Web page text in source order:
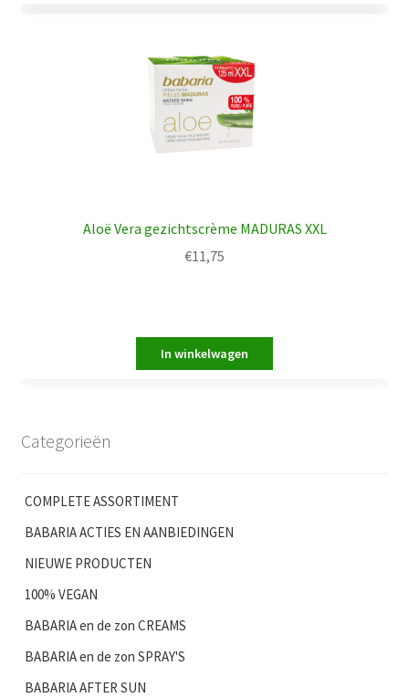
Aloë Vera gezichtscrème MADURAS XXL
€11,75
Categorieën
COMPLETE ASSORTIMENT
BABARIA ACTIES EN AANBIEDINGEN
NIEUWE PRODUCTEN
100% VEGAN
BABARIA en de zon CREAMS
BABARIA en de zon SPRAY'S
BABARIA AFTER SUN